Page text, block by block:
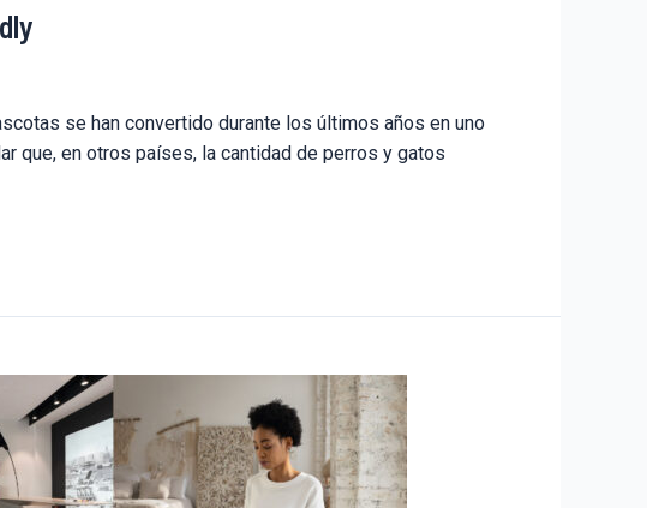
se han convertido durante los últimos años en uno
que, en otros países, la cantidad de perros y gatos